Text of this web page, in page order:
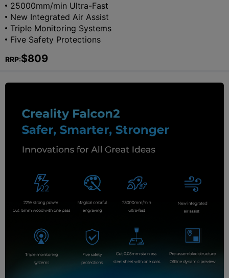
25000mm/min Ultra-Fast
New Integrated Air Assist
Triple Monitoring Systems
Five Safety Protections
RRP:$809